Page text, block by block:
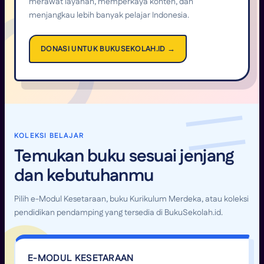
menjangkau lebih banyak pelajar Indonesia.
DONASI UNTUK BUKUSEKOLAH.ID →
KOLEKSI BELAJAR
Temukan buku sesuai jenjang
dan kebutuhanmu
Pilih e-Modul Kesetaraan, buku Kurikulum Merdeka, atau koleksi
pendidikan pendamping yang tersedia di BukuSekolah.id.
E-MODUL KESETARAAN